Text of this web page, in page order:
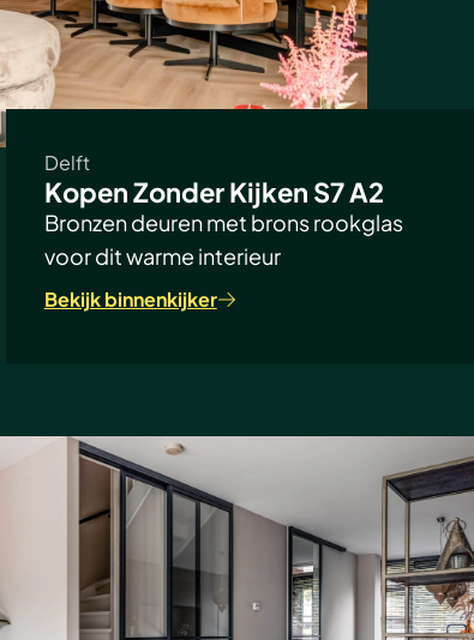
Delft
Kopen Zonder Kijken S7 A2
Bronzen deuren met brons rookglas
voor dit warme interieur
Bekijk binnenkijker